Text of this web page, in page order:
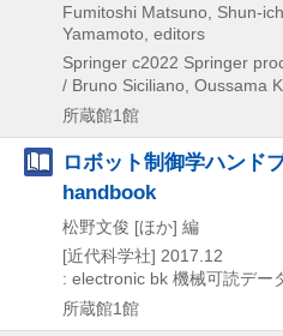
Fumitoshi Matsuno, Shun-
Yamamoto, editors
Springer c2022 Springer
/ Bruno Siciliano, Oussama
所蔵館1館
ロボット制御学ハンド
handbook
松野文俊 [ほか] 編
[近代科学社] 2017.12
: electronic bk 機械可読デー
所蔵館1館